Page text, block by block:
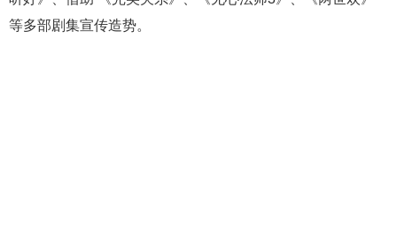
等多部剧集宣传造势。